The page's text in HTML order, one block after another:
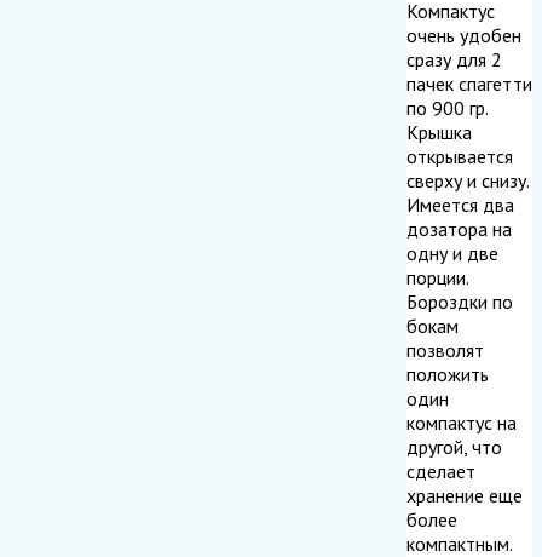
Компактус
очень удобен
сразу для 2
пачек спагетти
по 900 гр.
Крышка
открывается
сверху и снизу.
Имеется два
дозатора на
одну и две
порции.
Бороздки по
бокам
позволят
положить
один
компактус на
другой, что
сделает
хранение еще
более
компактным.